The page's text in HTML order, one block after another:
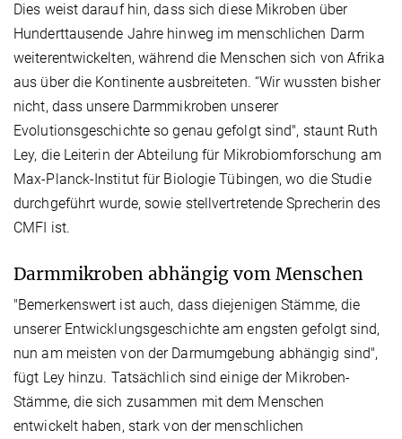
Dies weist darauf hin, dass sich diese Mikroben über
Hunderttausende Jahre hinweg im menschlichen Darm
weiterentwickelten, während die Menschen sich von Afrika
aus über die Kontinente ausbreiteten. “Wir wussten bisher
nicht, dass unsere Darmmikroben unserer
Evolutionsgeschichte so genau gefolgt sind", staunt Ruth
Ley, die Leiterin der Abteilung für Mikrobiomforschung am
Max-Planck-Institut für Biologie Tübingen, wo die Studie
durchgeführt wurde, sowie stellvertretende Sprecherin des
CMFI ist.
Darmmikroben abhängig vom Menschen
"Bemerkenswert ist auch, dass diejenigen Stämme, die
unserer Entwicklungsgeschichte am engsten gefolgt sind,
nun am meisten von der Darmumgebung abhängig sind",
fügt Ley hinzu. Tatsächlich sind einige der Mikroben-
Stämme, die sich zusammen mit dem Menschen
entwickelt haben, stark von der menschlichen